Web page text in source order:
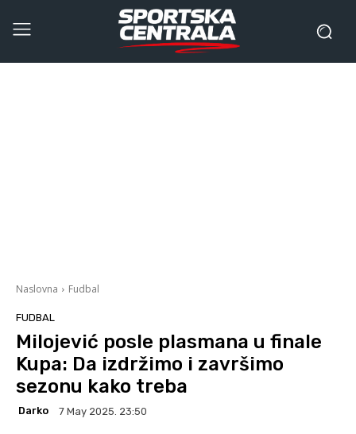
Naslovna Fudbal
FUDBAL
Milojević posle plasmana u finale
Kupa: Da izdržimo i završimo
sezonu kako treba
Darko 7 May 2025. 23:50